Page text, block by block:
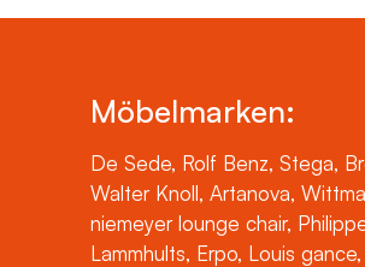
Möbelmarken:
De Sede, Rolf Benz, Stega,
Walter Knoll, Artanova,
niemeyer lounge chair,
Lammhults, Erpo, Louis